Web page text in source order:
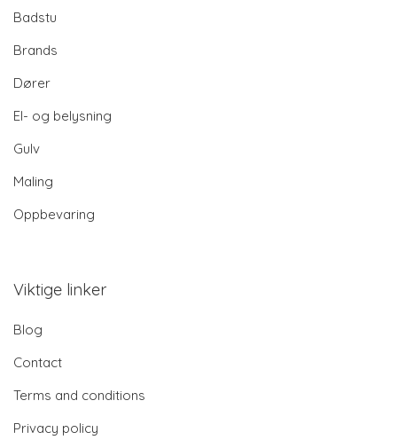
Badstu
Brands
Dører
El- og belysning
Gulv
Maling
Oppbevaring
Viktige linker
Blog
Contact
Terms and conditions
Privacy policy